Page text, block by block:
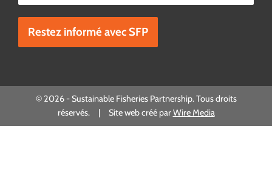
© 2026 - Sustainable Fisheries Partnership. Tous droits
réservés. | Site web créé parWire Media